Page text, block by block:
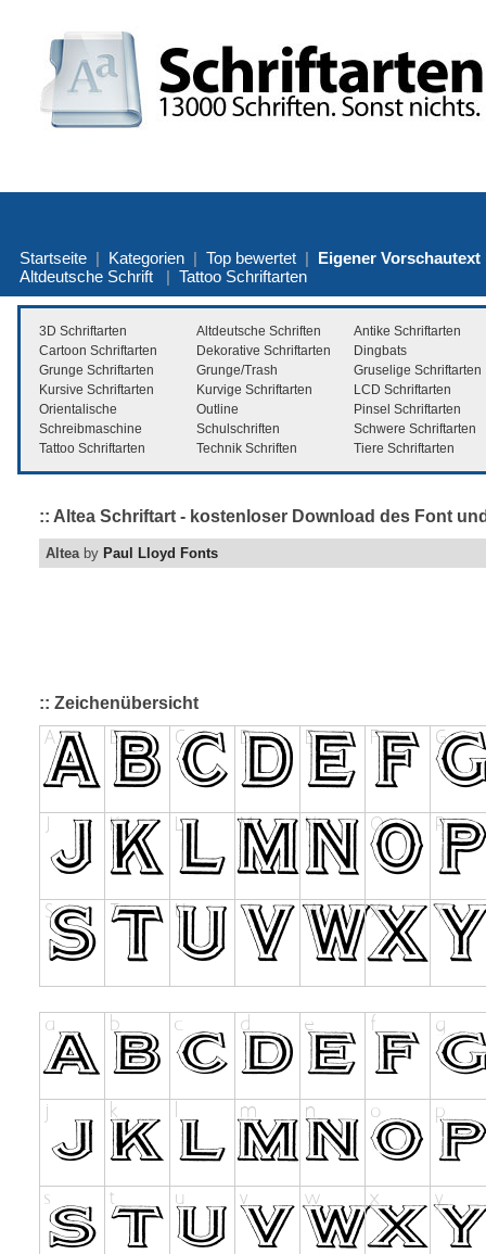
Startseite | Kategorien | Top bewertet | Eigener Vorschautext
Altdeutsche Schrift | Tattoo Schriftarten
3D Schriftarten Altdeutsche Schriften
Antike Schriftarten
Cartoon Schriftarten
Dekorative Schriftarten
Dingbats
Grunge Schriftarten
Grunge/Trash
Gruselige Schriftarten
Kursive Schriftarten
Kurvige Schriftarten
LCD Schriftarten
Orientalische
Outline
Pinsel Schriftarten
Schreibmaschine
Schulschriften
Schwere Schriftarten
Tattoo Schriftarten
Technik Schriften Tiere Schriftarten
:: Altea Schriftart - kostenloser Download des Font
Alteaby Paul Lloyd Fonts
:: Zeichenübersicht